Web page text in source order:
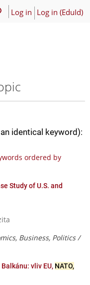
Log in Log in (EduId)
identical keyword):
ordered by
Study of U.S. and
Business, Politics /
vliv EU, NATO,